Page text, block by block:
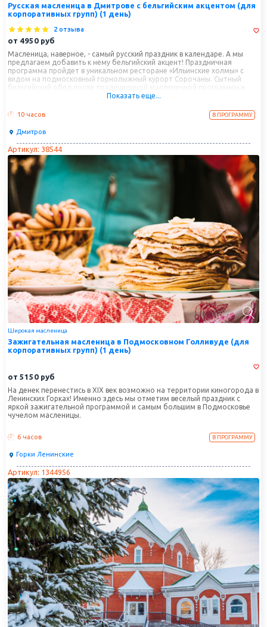
Русская масленица в Дмитрове с бельгийским акцентом (для
корпоративных групп) (1 день)
2 отзыва
от 4950 руб
Масленица, наверное, - самый русский праздник в календаре. А мы
предлагаем добавить к нему бельгийский акцент! Праздничная
программа пройдет в уникальном ресторане «Ильинские холмы» с
видом на подмосковный горнолыжный курорт Сорочаны. Сытный
бельгийский обед после традиционной масленичной программы и
экскурсии в Дмитровский кремль и Спасо-Влахернский монастырь –
выходных!
Показать еще...
10 часов В ПРОГРАММУ
Дмитров
Артикул: 38544
Широкая масленица
Зажигательная масленица в Подмосковном Голливуде (для
корпоративных групп) (1 день)
от 5150 руб
На денек перенестись в XIX век возможно на территории киногорода в
Ленинских Горках! Именно здесь мы отметим веселый праздник с
яркой зажигательной программой и самым большим в Подмосковье
чучелом масленицы.
6 часов В ПРОГРАММУ
Горки Ленинские
Артикул: 1344956